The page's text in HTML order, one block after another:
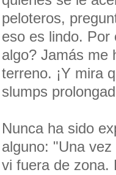
peloteros,
eso es lindo. Por
algo? Jamás me
terreno. ¡Y mira
slumps
Nunca ha sido
alguno: "Una
vi fuera de zona.